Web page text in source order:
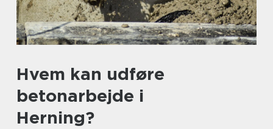
Hvem kan udføre
betonarbejde i
Herning?